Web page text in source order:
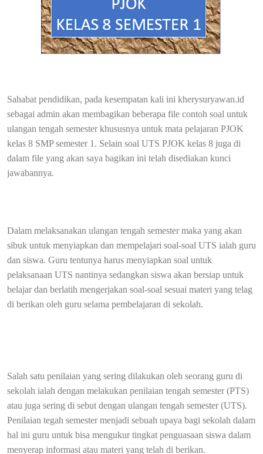
Sahabat pendidikan, pada kesempatan kali ini kherysuryawan.id
sebagai admin akan membagikan beberapa file contoh soal untuk
ulangan tengah semester khususnya untuk mata pelajaran PJOK
kelas 8 SMP semester 1. Selain soal UTS PJOK kelas 8 juga di
dalam file yang akan saya bagikan ini telah disediakan kunci
jawabannya.
Dalam melaksanakan ulangan tengah semester maka yang akan
sibuk untuk menyiapkan dan mempelajari soal-soal UTS ialah guru
dan siswa. Guru tentunya harus menyiapkan soal untuk
pelaksanaan UTS nantinya sedangkan siswa akan bersiap untuk
belajar dan berlatih mengerjakan soal-soal sesuai materi yang telag
di berikan oleh guru selama pembelajaran di sekolah.
Salah satu penilaian yang sering dilakukan oleh seorang guru di
sekolah ialah dengan melakukan penilaian tengah semester (PTS)
atau juga sering di sebut dengan ulangan tengah semester (UTS).
Penilaian tegah semester menjadi sebuah upaya bagi sekolah dalam
hal ini guru untuk bisa mengukur tingkat penguasaan siswa dalam
menyerap informasi atau materi yang telah di berikan.